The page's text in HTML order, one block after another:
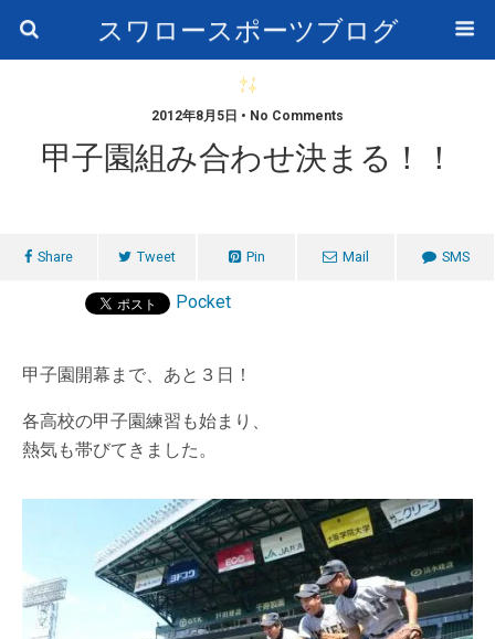
スワロースポーツブログ
2012年8月5日 • No Comments
甲子園組み合わせ決まる！！
Share Tweet Pin Mail SMS
Pocket
甲子園開幕まで、あと３日！
各高校の甲子園練習も始まり、
熱気も帯びてきました。